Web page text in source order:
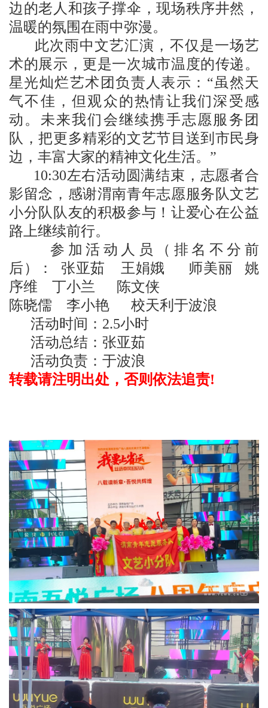
边的老人和孩子撑伞，现场秩序井然，
温暖的氛围在雨中弥漫。
此次雨中文艺汇演，不仅是一场艺
术的展示，更是一次城市温度的传递。
星光灿烂艺术团负责人表示：“虽然天
气不佳，但观众的热情让我们深受感
动。未来我们会继续携手志愿服务团
队，把更多精彩的文艺节目送到市民身
边，丰富大家的精神文化生活。”
10:30左右活动圆满结束，志愿者合
影留念，感谢渭南青年志愿服务队文艺
小分队队友的积极参与！让爱心在公益
路上继续前行。
参加活动人员（排名不分前
后）： 张亚茹 王娟娥 师美丽姚
序维 丁小兰 陈文侠
陈晓儒 李小艳 校天利 于波浪
活动时间：2.5小时
活动总结：张亚茹
活动负责：于波浪
转载请注明出处，否则依法追责!